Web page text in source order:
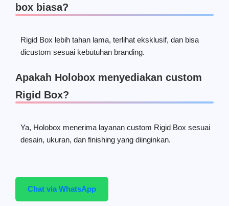
box biasa?
Rigid Box lebih tahan lama, terlihat eksklusif, dan bisa
dicustom sesuai kebutuhan branding.
Apakah Holobox menyediakan custom
Rigid Box?
Ya, Holobox menerima layanan custom Rigid Box sesuai
desain, ukuran, dan finishing yang diinginkan.
Chat via WhatsApp